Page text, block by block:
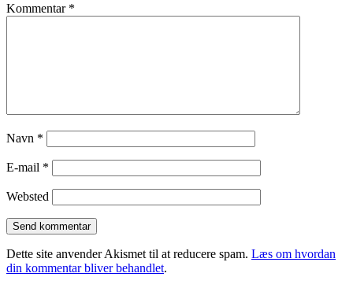
Kommentar *
Navn *
E-mail *
Websted
Dette site anvender Akismet til at reducere spam. Læs om hvordan
din kommentar bliver behandlet.